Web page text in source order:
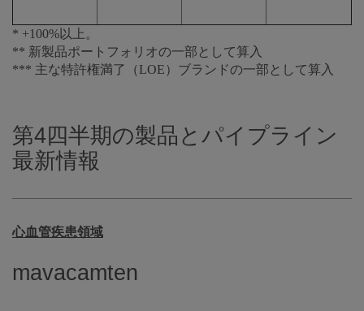
* +100%以上。
** 新製品ポートフォリオの一部として算入
*** 主な特許権満了（LOE）ブランドの一部として算入
第4四半期の製品とパイプライン
最新情報
心血管疾患領域
mavacamten